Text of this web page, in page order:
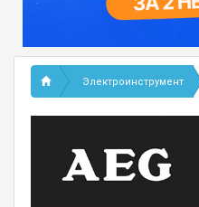
Электроинструмент